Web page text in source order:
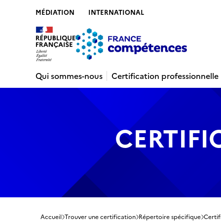
MÉDIATION INTERNATIONAL
Qui sommes-nous
Certification professionnelle
Accueil Trouver une certification Répertoire spécifique